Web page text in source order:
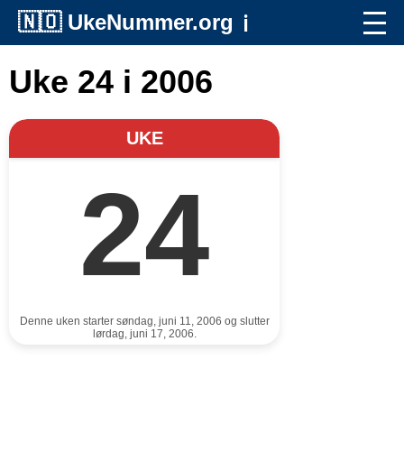
🇳🇴 UkeNummer.org ℹ️
Uke 24 i 2006
UKE
24
Denne uken starter søndag, juni 11, 2006 og slutter
lørdag, juni 17, 2006.